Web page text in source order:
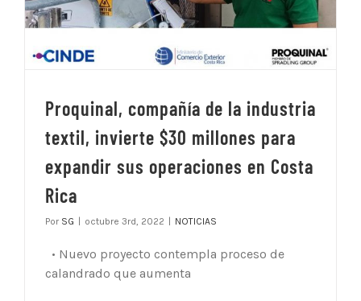
Proquinal, compañía de la industria
textil, invierte $30 millones para
expandir sus operaciones en Costa
Rica
Por SG | octubre 3rd, 2022 | NOTICIAS
• Nuevo proyecto contempla proceso de
calandrado que aumenta